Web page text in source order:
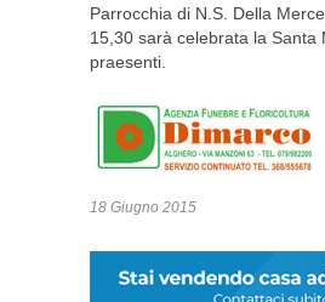
Parrocchia di N.S. Della
15,30 sarà celebrata la Santa
praesenti.
18 Giugno 2015